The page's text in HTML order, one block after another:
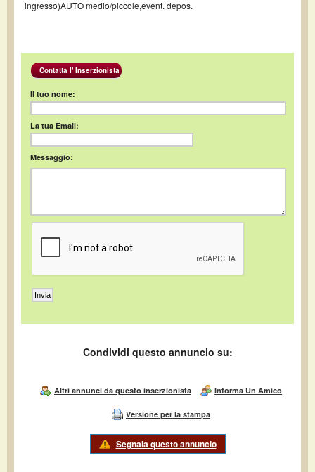
ingresso)AUTO medio/piccole,event. depos.
Contatta l' Inserzionista
Il tuo nome:
La tua Email:
Messaggio:
Condividi questo annuncio su:
Altri annunci da questo inserzionista Informa Un Amico
Versione per la stampa
Segnala questo annuncio